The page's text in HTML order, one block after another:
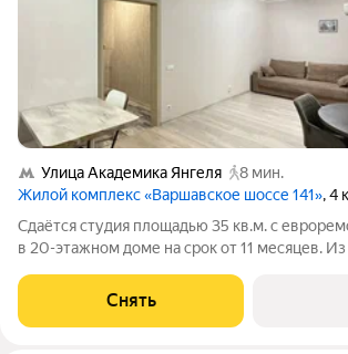
Улица Академика Янгеля
8 мин.
Жилой комплекс «Варшавское шоссе 141», 4
Сдаётся студия площадью 35 кв.м. с
в 20-этажном доме на срок от 11 месяцев. Из
Микроволновка Пылесос Дом - блочный, окна выходят на
улицу. В подъезде 3
Снять